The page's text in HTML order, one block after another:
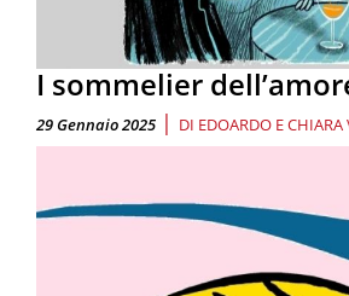
I sommelier
29 Gennaio 2025 | DI EDOARDO E CHIARA